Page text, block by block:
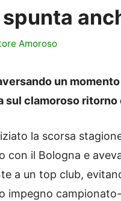
Amoroso
un
sul clamoroso
la scorsa
con il Bologna e
a un top club,
impegno